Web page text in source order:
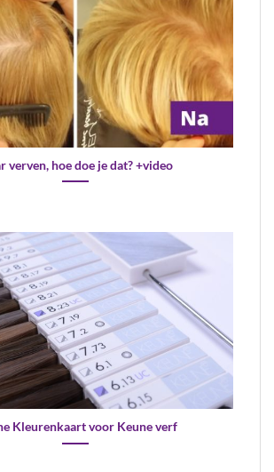
verven, hoe doe je dat? +video
Kleurenkaart voor Keune verf